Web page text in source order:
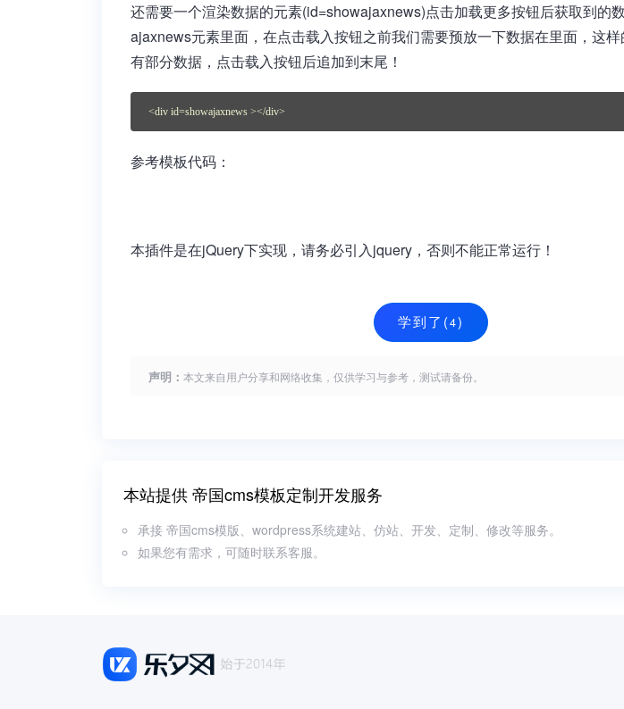
还需要一个渲染数据的元素(id=showajaxnews)点击加载更多按钮后获取到的
ajaxnews元素里面，在点击载入按钮之前我们需要预放一下数据在里面，这
有部分数据，点击载入按钮后追加到末尾！
<div id=showajaxnews ></div>
参考模板代码：
本插件是在jQuery下实现，请务必引入jquery，否则不能正常运行！
学到了(4)
声明： 本文来自用户分享和网络收集，仅供学习与参考，测试请备份。
本站提供 帝国cms模板定制开发服务
承接 帝国cms模版、wordpress系统建站、仿站、开发、定制、修改等服务。
如果您有需求，可随时联系客服。